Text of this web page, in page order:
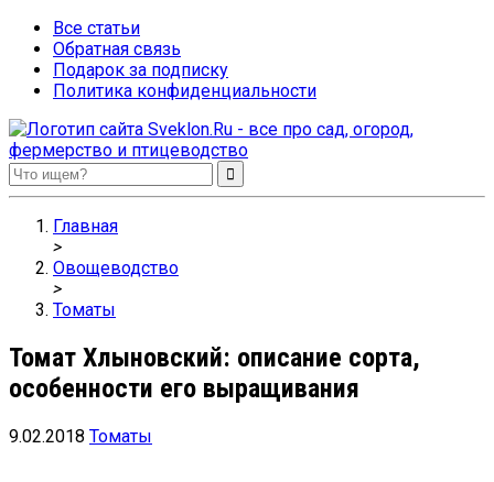
Все статьи
Обратная связь
Подарок за подписку
Политика конфиденциальности
Sveklon.Ru – все про сад, огород, фермерство и птицеводство
Главная
>
Овощеводство
>
Томаты
Томат Хлыновский: описание сорта,
особенности его выращивания
9.02.2018 Томаты